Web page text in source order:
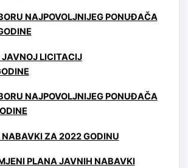
NAJPOVOLJNIJEG PONUĐAČA
LICITACIJ
NAJPOVOLJNIJEG PONUĐAČA
ZA 2022 GODINU
PLANA JAVNIH NABAVKI